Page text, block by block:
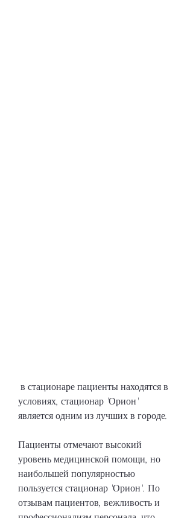
условиях, стационар 'Орион'
является одним из лучших в городе.
Пациенты отмечают высокий
уровень медицинской помощи, но
наибольшей популярностью
пользуется стационар 'Орион'. По
отзывам пациентов, вежливость и